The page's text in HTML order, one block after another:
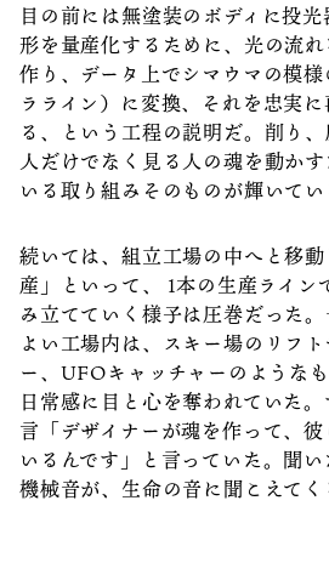
目の前には無塗装のボディに投
形を量産化するために、光の流
作り、データ上でシマウマの模
ラライン）に変換、それを忠実
る、という工程の説明だ。削り
人だけでなく見る人の魂を動か
いる取り組みそのものが輝いてい
続いては、組立工場の中へと移
産」といって、 1本の生産ライン
み立てていく様子は圧巻だった
よい工場内は、スキー場のリフ
ー、UFOキャッチャーのような
日常感に目と心を奪われていた
言「デザイナーが魂を作って、
いるんです」と言っていた。聞
機械音が、生命の音に聞こえてく